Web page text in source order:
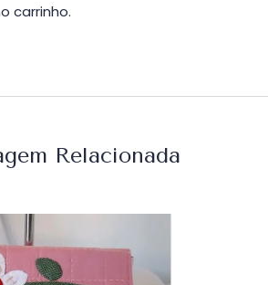
carrinho.
Relacionada